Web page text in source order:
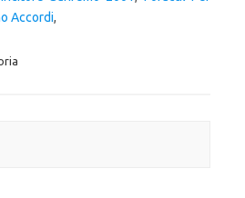
Accordi,